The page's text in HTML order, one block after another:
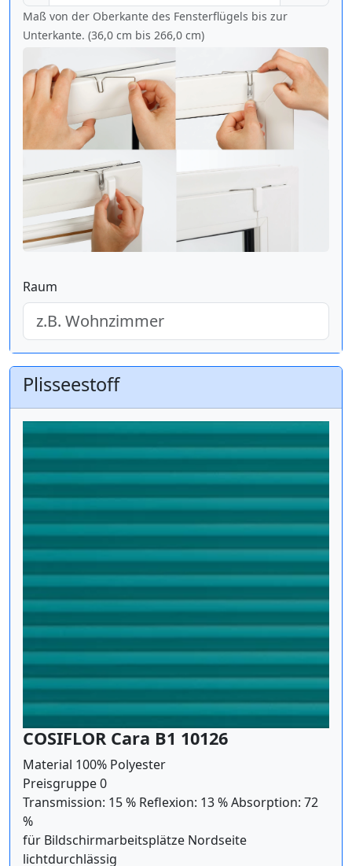
Maß von der Oberkante des Fensterflügels bis zur
Unterkante. (36,0 cm bis 266,0 cm)
Raum
Plisseestoff
COSIFLOR Cara B1 10126
Material 100% Polyester
Preisgruppe 0
Transmission: 15 % Reflexion: 13 % Absorption: 72
%
für Bildschirmarbeitsplätze Nordseite
lichtdurchlässig